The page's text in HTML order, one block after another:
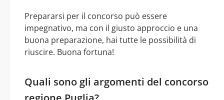
Prepararsi per il concorso può essere
impegnativo, ma con il giusto approccio e una
buona preparazione, hai tutte le possibilità di
riuscire. Buona fortuna!
Quali sono gli argomenti del concorso